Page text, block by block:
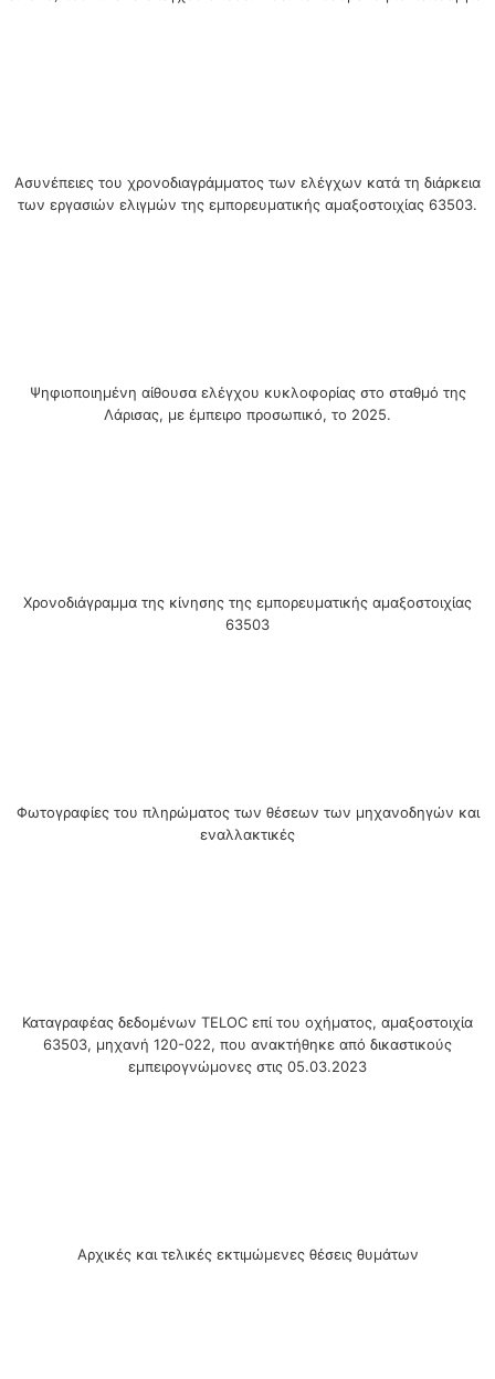
Ασυνέπειες του χρονοδιαγράμματος των ελέγχων κατά τη διάρκεια
των εργασιών ελιγμών της εμπορευματικής αμαξοστοιχίας 63503.
Ψηφιοποιημένη αίθουσα ελέγχου κυκλοφορίας στο σταθμό της
Λάρισας, με έμπειρο προσωπικό, το 2025.
Χρονοδιάγραμμα της κίνησης της εμπορευματικής αμαξοστοιχίας
63503
Φωτογραφίες του πληρώματος των θέσεων των μηχανοδηγών και
εναλλακτικές
Καταγραφέας δεδομένων TELOC επί του οχήματος, αμαξοστοιχία
63503, μηχανή 120-022, που ανακτήθηκε από δικαστικούς
εμπειρογνώμονες στις 05.03.2023
Αρχικές και τελικές εκτιμώμενες θέσεις θυμάτων